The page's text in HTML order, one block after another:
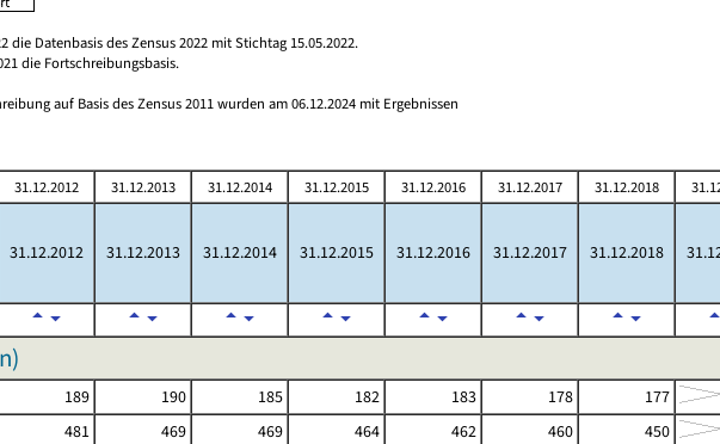
Datenbasis des Zensus 2022 mit Stichtag 15.05.2022.
die Fortschreibungsbasis.
auf Basis des Zensus 2011 wurden am 06.12.2024 mit Ergebnissen
31.12.2012 31.12.2013 31.12.2014 31.12.2015 31.12.2016 31.12.2017 31.12.2018
31.12.2012 31.12.2013 31.12.2014 31.12.2015 31.12.2016 31.12.2017 31.12.2018
189 190 185 182 183 178
177
481 469 469 464 462 460
450